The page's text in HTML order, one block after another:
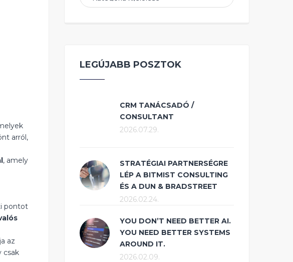
arról,
, amely
pontot
az
csak
LEGÚJABB POSZTOK
CRM TANÁCSADÓ /
CONSULTANT
2026.07.29.
STRATÉGIAI PARTNERSÉGRE
LÉP A BITMIST CONSULTING
ÉS A DUN & BRADSTREET
2026.02.24.
YOU DON’T NEED BETTER AI.
YOU NEED BETTER SYSTEMS
AROUND IT.
2026.02.09.